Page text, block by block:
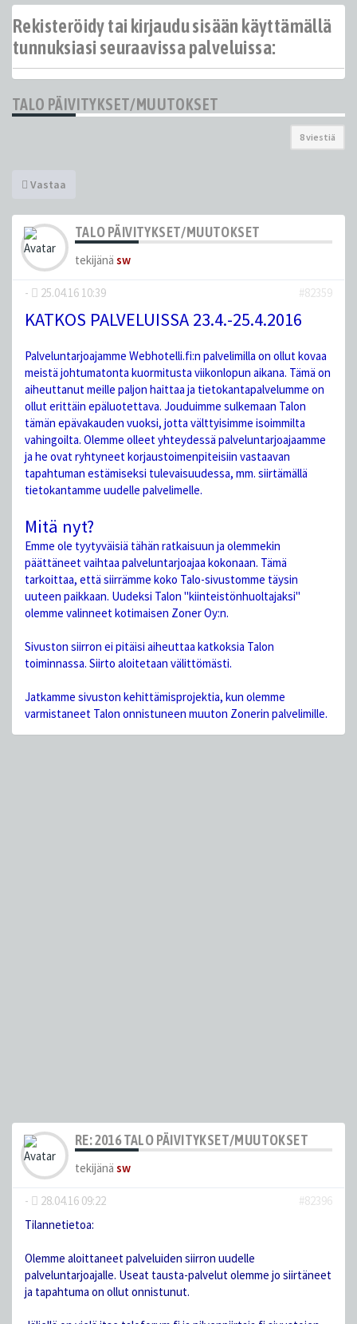
Rekisteröidy tai kirjaudu sisään käyttämällä
tunnuksiasi seuraavissa palveluissa:
TALO PÄIVITYKSET/MUUTOKSET
8 viestiä
Vastaa
TALO PÄIVITYKSET/MUUTOKSET
tekijänä sw
- 25.04.16 10:39 #82359
KATKOS PALVELUISSA 23.4.-25.4.2016
Palveluntarjoajamme Webhotelli.fi:n palvelimilla on ollut kovaa
meistä johtumatonta kuormitusta viikonlopun aikana. Tämä on
aiheuttanut meille paljon haittaa ja tietokantapalvelumme on
ollut erittäin epäluotettava. Jouduimme sulkemaan Talon
tämän epävakauden vuoksi, jotta välttyisimme isoimmilta
vahingoilta. Olemme olleet yhteydessä palveluntarjoajaamme
ja he ovat ryhtyneet korjaustoimenpiteisiin vastaavan
tapahtuman estämiseksi tulevaisuudessa, mm. siirtämällä
tietokantamme uudelle palvelimelle.
Mitä nyt?
Emme ole tyytyväisiä tähän ratkaisuun ja olemmekin
päättäneet vaihtaa palveluntarjoajaa kokonaan. Tämä
tarkoittaa, että siirrämme koko Talo-sivustomme täysin
uuteen paikkaan. Uudeksi Talon "kiinteistönhuoltajaksi"
olemme valinneet kotimaisen Zoner Oy:n.
Sivuston siirron ei pitäisi aiheuttaa katkoksia Talon
toiminnassa. Siirto aloitetaan välittömästi.
Jatkamme sivuston kehittämisprojektia, kun olemme
varmistaneet Talon onnistuneen muuton Zonerin palvelimille.
RE: 2016 TALO PÄIVITYKSET/MUUTOKSET
tekijänä sw
- 28.04.16 09:22
#82396
Tilannetietoa:
Olemme aloittaneet palveluiden siirron uudelle
palveluntarjoajalle. Useat tausta-palvelut olemme jo siirtäneet
ja tapahtuma on ollut onnistunut.